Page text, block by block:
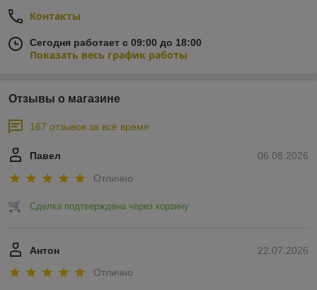
Контакты
Сегодня работает с 09:00 до 18:00
Показать весь график работы
Отзывы о магазине
167 отзывов за всё время
06.08.2026
Павел
Отлично
Сделка подтверждена через корзину
22.07.2026
Антон
Отлично